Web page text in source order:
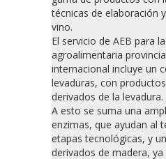
técnicas de elaboración
vino.
El servicio de AEB para
agroalimentaria
internacional incluye un
levaduras, con
derivados de la levadura.
A esto se suma una
enzimas, que ayudan al
etapas tecnológicas, y
derivados de madera, ya